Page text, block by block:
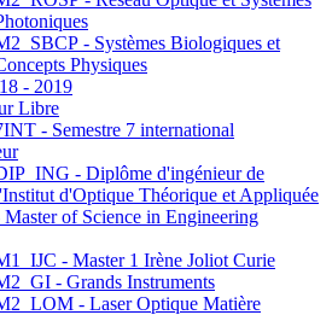
- Systèmes Biologiques et
Physiques
- 2019
Libre
- Semestre 7 international
- Diplôme d'ingénieur de
d'Optique Théorique et Appliquée
Master of Science in Engineering
- Master 1 Irène Joliot Curie
- Grands Instruments
- Laser Optique Matière